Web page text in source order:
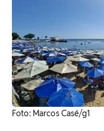
Foto: Marcos Casé/g1